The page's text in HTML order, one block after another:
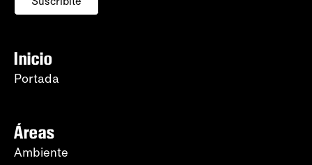
Inicio
Portada
Áreas
Ambiente